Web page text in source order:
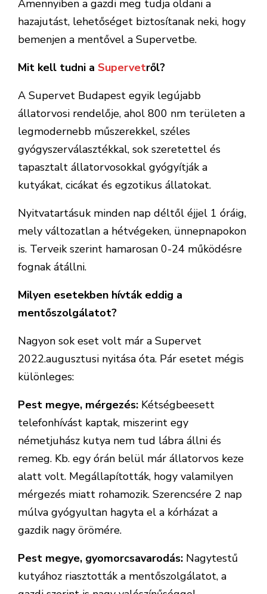
Amennyiben a gazdi meg tudja oldani a
hazajutást, lehetőséget biztosítanak neki, hogy
bemenjen a mentővel a Supervetbe.
Mit kell tudni a Supervetről?
A Supervet Budapest egyik legújabb
állatorvosi rendelője, ahol 800 nm területen a
legmodernebb műszerekkel, széles
gyógyszerválasztékkal, sok szeretettel és
tapasztalt állatorvosokkal gyógyítják a
kutyákat, cicákat és egzotikus állatokat.
Nyitvatartásuk minden nap déltől éjjel 1 óráig,
mely változatlan a hétvégeken, ünnepnapokon
is. Terveik szerint hamarosan 0-24 működésre
fognak átállni.
Milyen esetekben hívták eddig a
mentőszolgálatot?
Nagyon sok eset volt már a Supervet
2022.augusztusi nyitása óta. Pár esetet mégis
különleges:
Pest megye, mérgezés: Kétségbeesett
telefonhívást kaptak, miszerint egy
németjuhász kutya nem tud lábra állni és
remeg. Kb. egy órán belül már állatorvos keze
alatt volt. Megállapították, hogy valamilyen
mérgezés miatt rohamozik. Szerencsére 2 nap
múlva gyógyultan hagyta el a kórházat a
gazdik nagy örömére.
Pest megye, gyomorcsavarodás: Nagytestű
kutyához riasztották a mentőszolgálatot, a